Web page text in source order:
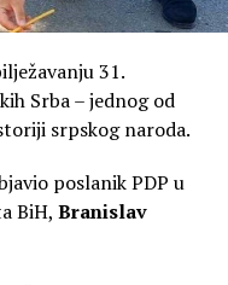
za 1,3 milijarde dolara
Metals (DPM), koji je
je tada zabilježio
uz prihod od 52,7
finansijski izvještaji.
postaje prava
profit od čak
tome što smo im
31.
Srba – jednog od
srpskog naroda.
poslanik PDP u
BiH, Branislav